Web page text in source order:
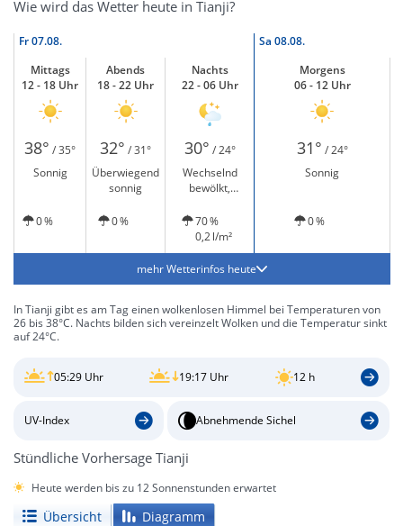
Wie wird das Wetter heute in Tianji?
Fr07.08. Sa 08.08.
Mittags
12 - 18 Uhr
Abends
18 - 22 Uhr
Nachts
22 - 06 Uhr
Morgens
06 - 12 Uhr
38° / 35° 32° / 31° 30° / 24° 31° / 24°
Sonnig
Überwiegend
sonnig
Wechselnd
bewölkt,
leichter Regen
Sonnig
0 % 0 %
70 %
0,2 l/m²
0 %
mehr Wetterinfos heute
In Tianji gibt es am Tag einen wolkenlosen Himmel bei Temperaturen von
26 bis 38°C. Nachts bilden sich vereinzelt Wolken und die Temperatur sinkt
auf 24°C.
05:29 Uhr 19:17 Uhr 12 h
UV-Index Abnehmende Sichel
Stündliche Vorhersage Tianji
Heute werden bis zu 12 Sonnenstunden erwartet
Übersicht Diagramm